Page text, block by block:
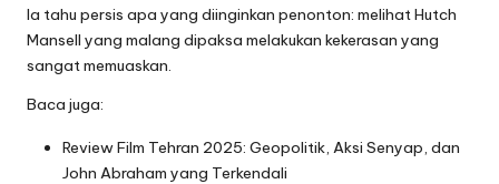
Ia tahu persis apa yang diinginkan penonton: melihat Hutch
Mansell yang malang dipaksa melakukan kekerasan yang
sangat memuaskan.
Baca juga:
Review Film Tehran 2025: Geopolitik, Aksi Senyap, dan
John Abraham yang Terkendali